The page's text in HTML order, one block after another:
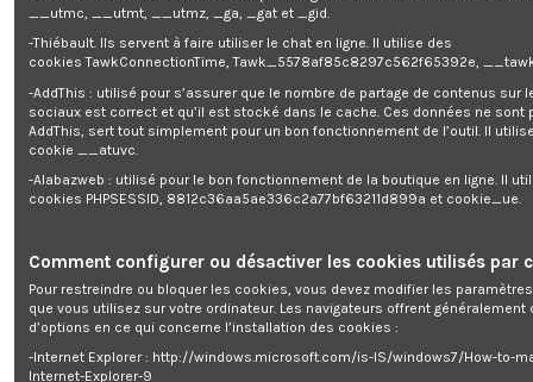
Description
Reviews (0)
Puissance: 650W
Résevoir 800ml
Pression: 0,5 bars
Longueur du flexible: 1,5M
Vitesse moteur: 32000t/min
Livré en boîte couleur
__utmc, __utmt, __utmz, _ga, _gat et _gid.
-Thiébault. Ils servent à faire utiliser le chat en ligne. Il utilise des
cookies TawkConnectionTime, Tawk_5578af85c8297c562f65392e,
-AddThis : utilisé pour s’assurer que le nombre de partage de contenus sur
sociaux est correct et qu’il est stocké dans le cache. Ces données ne sont
AddThis, sert tout simplement pour un bon fonctionnement de l’outil. Il
cookie __atuvc.
-Alabazweb : utilisé pour le bon fonctionnement de la boutique en ligne. Il
cookies PHPSESSID, 8812c36aa5ae336c2a77bf63211d899a et cookie_ue.
Comment configurer ou désactiver les cookies utilisés par
Pour restreindre ou bloquer les cookies, vous devez modifier les
que vous utilisez sur votre ordinateur. Les navigateurs offrent généralement
d’options en ce qui concerne l’installation des cookies :
-Internet Explorer : http://windows.microsoft.com/is-IS/windows7/How-to-
Internet-Explorer-9